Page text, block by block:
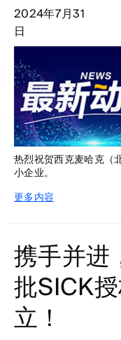
2024年7月31
日
热烈祝贺西克麦哈克（
小企业。
更多内容
携手并进
批SICK
立！